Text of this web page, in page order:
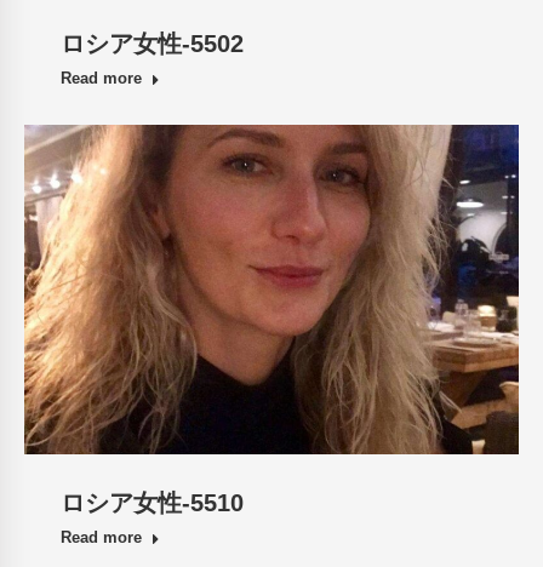
ロシア女性-5502
Read more
ロシア女性-5510
Read more